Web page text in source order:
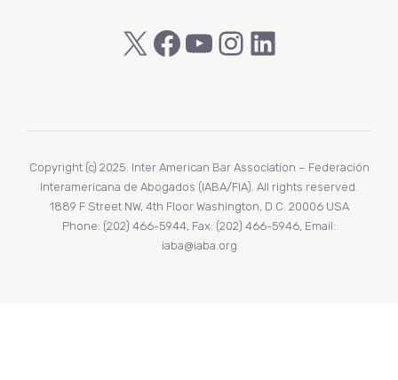
X Facebook
YouTube
Instagram
LinkedIn
Copyright (c) 2025. Inter American Bar Association – Federación
Interamericana de Abogados (IABA/FIA). All rights reserved.
1889 F Street NW, 4th Floor Washington, D.C. 20006 USA
Phone: (202) 466-5944, Fax: (202) 466-5946, Email:
iaba@iaba.org